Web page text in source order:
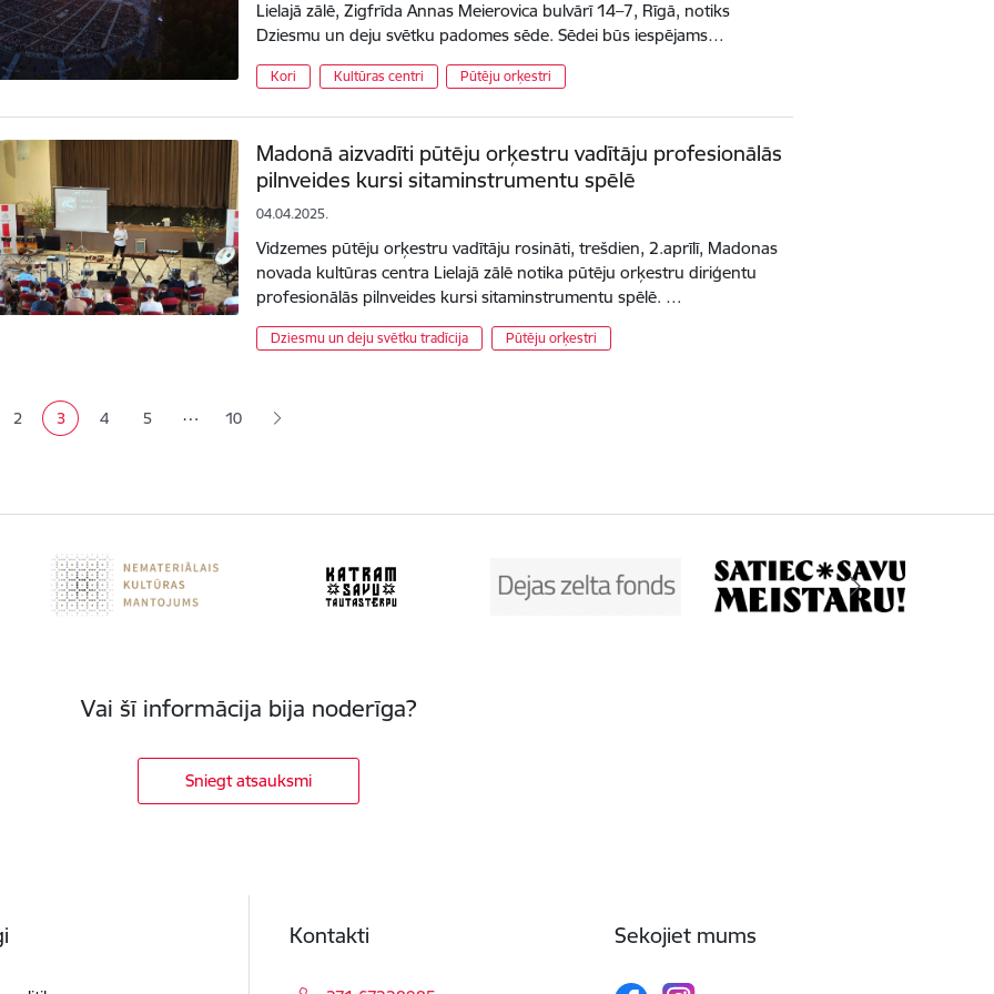
Lielajā zālē, Zigfrīda Annas Meierovica bulvārī 14–7, Rīgā, notiks
Dziesmu un deju svētku padomes sēde. Sēdei būs iespējams…
Kori Kultūras centri Pūtēju orķestri
Madonā aizvadīti pūtēju orķestru vadītāju profesionālās
pilnveides kursi sitaminstrumentu spēlē
04.04.2025.
Vidzemes pūtēju orķestru vadītāju rosināti, trešdien, 2.aprīlī, Madonas
novada kultūras centra Lielajā zālē notika pūtēju orķestru diriģentu
profesionālās pilnveides kursi sitaminstrumentu spēlē. …
Dziesmu un deju svētku tradīcija Pūtēju orķestri
Lapa
2 Pašreizējā lapa
3 Lapa
4 Lapa
5 … 10
Vai šī informācija bija noderīga?
Sniegt atsauksmi
Kontakti Sekojiet mums